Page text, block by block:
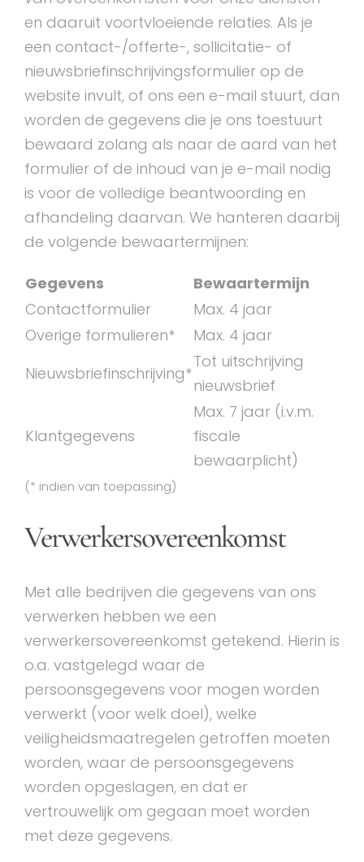
en daaruit voortvloeiende relaties. Als je
een contact-/offerte-, sollicitatie- of
nieuwsbriefinschrijvingsformulier op de
website invult, of ons een e-mail stuurt, dan
worden de gegevens die je ons toestuurt
bewaard zolang als naar de aard van het
formulier of de inhoud van je e-mail nodig
is voor de volledige beantwoording en
afhandeling daarvan. We hanteren daarbij
de volgende bewaartermijnen:
Gegevens
Bewaartermijn
Contactformulier
Max. 4 jaar
Overige formulieren*
Max. 4 jaar
Nieuwsbriefinschrijving*
Tot uitschrijving
nieuwsbrief
Klantgegevens
Max. 7 jaar (i.v.m.
fiscale
bewaarplicht)
(* indien van toepassing)
Verwerkersovereenkomst
Met alle bedrijven die gegevens van ons
verwerken hebben we een
verwerkersovereenkomst getekend. Hierin is
o.a. vastgelegd waar de
persoonsgegevens voor mogen worden
verwerkt (voor welk doel), welke
veiligheidsmaatregelen getroffen moeten
worden, waar de persoonsgegevens
worden opgeslagen, en dat er
vertrouwelijk om gegaan moet worden
met deze gegevens.